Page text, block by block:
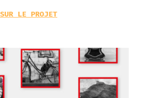
LE PROJET